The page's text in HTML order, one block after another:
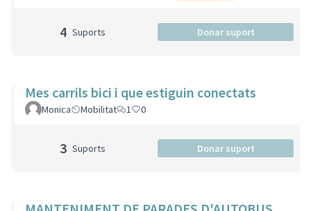
4 Suports Donar suport
Mes carrils bici i que estiguin conectats
Monica Mobilitat 1 0
3 Suports Donar suport